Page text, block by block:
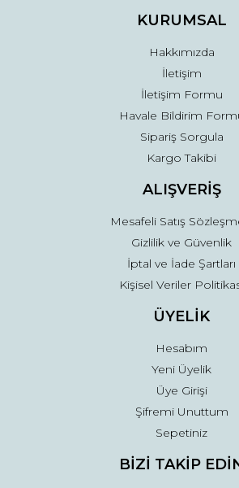
Ürün fiyatı diğer sitelerden daha pahalı.
Gönder
KURUMSAL
Hakkımızda
İletişim
İletişim Formu
Havale Bildirim
Sipariş Sorgula
Kargo Takibi
ALIŞVERİŞ
Mesafeli Satış
Gizlilik ve Güvenlik
İptal ve İade Şartları
Kişisel Veriler
ÜYELİK
Hesabım
Yeni Üyelik
Üye Girişi
Şifremi Unuttum
Sepetiniz
BİZİ TAKİP